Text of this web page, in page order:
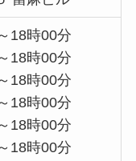
18時00分
18時00分
18時00分
18時00分
18時00分
18時00分